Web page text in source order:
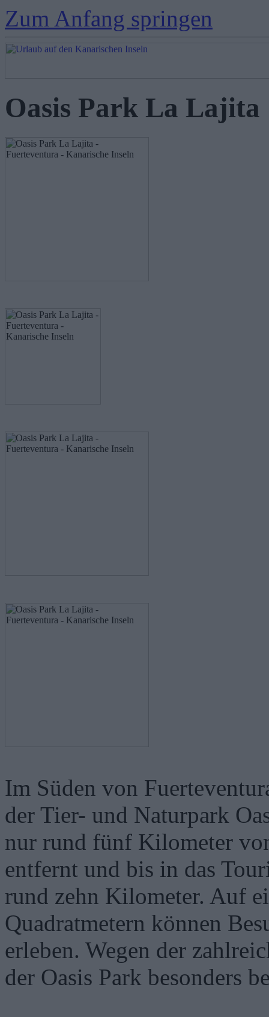
Zum Anfang springen
Oasis Park La Lajita
Im Süden von
der Tier- und Naturpark
nur rund fünf Kilometer
entfernt und bis in das
rund zehn Kilometer. Auf
Quadratmetern können
erleben. Wegen der
der Oasis Park besonders